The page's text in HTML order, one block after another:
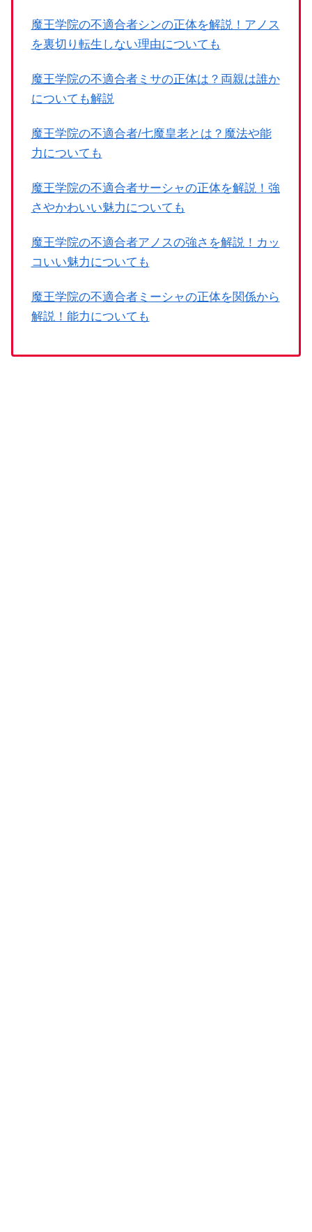
魔王学院の不適合者シンの正体を解説！アノス
を裏切り転生しない理由についても
魔王学院の不適合者ミサの正体は？両親は誰か
についても解説
魔王学院の不適合者/七魔皇老とは？魔法や能
力についても
魔王学院の不適合者サーシャの正体を解説！強
さやかわいい魅力についても
魔王学院の不適合者アノスの強さを解説！カッ
コいい魅力についても
魔王学院の不適合者ミーシャの正体を関係から
解説！能力についても